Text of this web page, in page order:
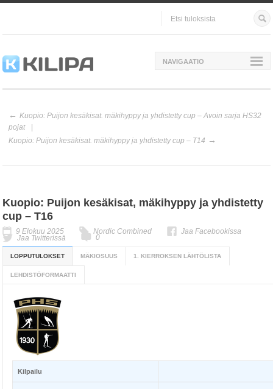
NAVIGAATIO
Kuopio: Puijon kesäkisat. mäkihyppy ja yhdistetty cup – Avoin sarja HS32
pojat
Kuopio: Puijon kesäkisat. mäkihyppy ja yhdistetty cup – T14
Kuopio: Puijon kesäkisat, mäkihyppy ja yhdistetty
cup – T16
9 Elokuu 2025 Nordic Combined Jaa Facebookissa
Jaa Twitterissä 0
LOPPUTULOKSET MÄKIOSUUS 1. KIERROKSEN LÄHTÖLISTA
LEHDISTÖFORMAATTI
Kilpailu